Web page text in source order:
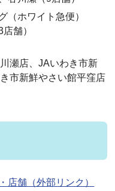
ホワイト急便）
舗）
瀬店、JAいわき市新
市新鮮やさい館平窪店
店舗（外部リンク）